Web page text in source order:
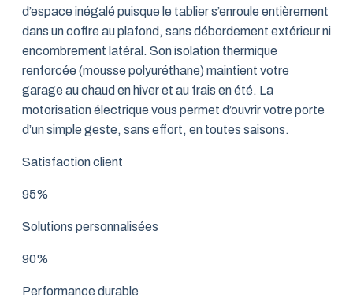
d’espace inégalé puisque le tablier s’enroule entièrement
dans un coffre au plafond, sans débordement extérieur ni
encombrement latéral. Son isolation thermique
renforcée (mousse polyuréthane) maintient votre
garage au chaud en hiver et au frais en été. La
motorisation électrique vous permet d’ouvrir votre porte
d’un simple geste, sans effort, en toutes saisons.
Satisfaction client
95%
Solutions personnalisées
90%
Performance durable